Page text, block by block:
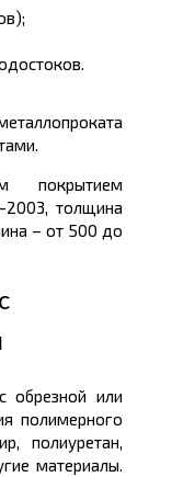
покрытием
2003, толщина
– от 500 до
обрезной или
полимерного
полиуретан,
материалы.